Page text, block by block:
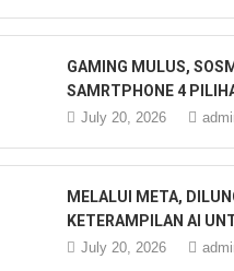
GAMING MULUS,
SAMRTPHONE 4
July 20, 2026
MELALUI META,
KETERAMPILAN AI
July 20, 2026